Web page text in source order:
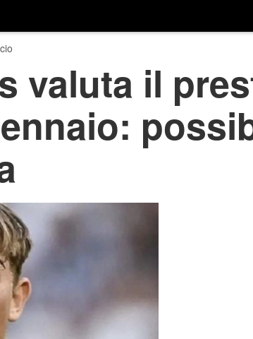
valuta il